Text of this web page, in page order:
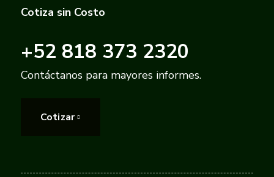
Cotiza sin Costo
+52 818 373 2320
Contáctanos para mayores informes.
Cotizar